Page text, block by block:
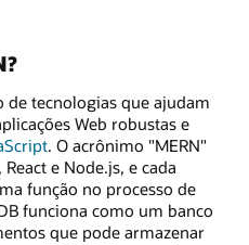
de tecnologias que ajudam
Web robustas e
. O acrônimo "MERN"
e Node.js, e cada
função no processo de
funciona como um banco
que pode armazenar